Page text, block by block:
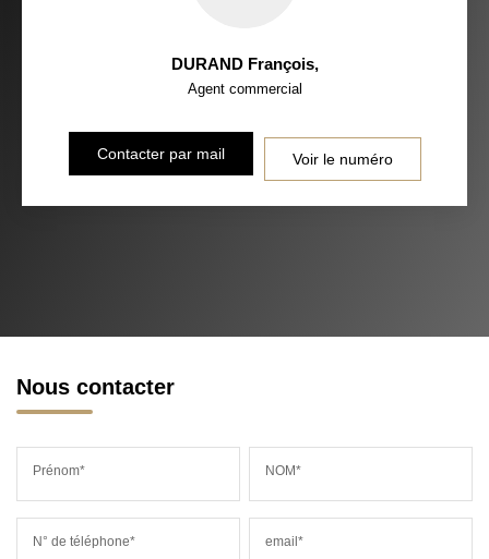
DURAND François,
Agent commercial
Contacter par mail Voir le numéro
Nous contacter
Prénom* NOM*
N° de téléphone* email*